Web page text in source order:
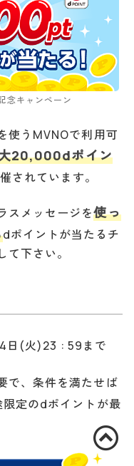
念キャンペーン
使うMVNOで利用可
20,000dポイン
されています。
スメッセージを使っ
dポイントが当たるチ
下さい。
日(火)23 : 59まで
で、条件を満たせば
定のdポイントが最